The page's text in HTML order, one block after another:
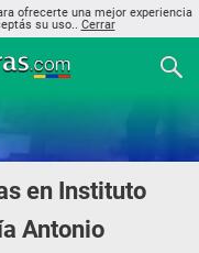
ofrecerte una mejor experiencia
su uso.. Cerrar
en Instituto
Antonio